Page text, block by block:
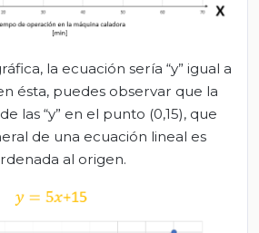
la ecuación sería “y” igual a
ésta, puedes observar que la
las “y” en el punto (0,15), que
de una ecuación lineal es
al origen.